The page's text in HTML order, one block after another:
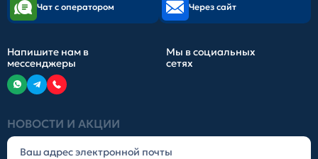
НОВОСТИ И АКЦИИ
Чат с оператором Через сайт
Напишите нам в
мессенджеры
Мы в социальных
сетях